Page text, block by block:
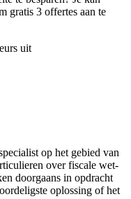
gratis 3 offertes aan te
uit
op het gebied van
over fiscale wet-
doorgaans in opdracht
oplossing of het